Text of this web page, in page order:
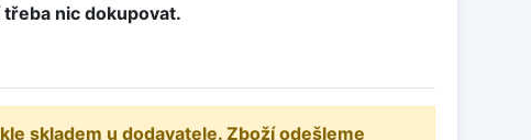
nic dokupovat.
skladem u dodavatele. Zboží odešleme